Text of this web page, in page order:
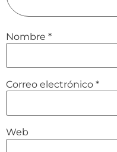
Nombre *
Correo electrónico *
Web